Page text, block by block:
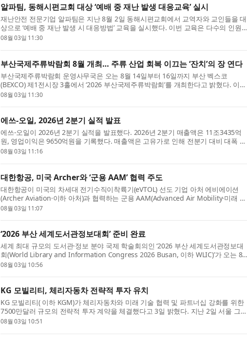
알파팀, 동해시편교회 대상 ‘예배 중 재난 발생 대응교육’ 실시
재난안전 전문기업 알파팀은 지난 8월 2일 동해시편교회에서 교역자와 교인들을 대
상으로 ‘예배 중 재난 발생 시 대응방법’ 교육을 실시했다. 이번 교육은 다수의 인원이
한 공간에 모이는 예배 상황에서 갑작스러운 재난이...
08월 03일 11:30
부산국제주류박람회 8월 개최… 주류 산업 회복 이끄는 ‘잔치’의 장 연다
부산국제주류박람회 운영사무국은 오는 8월 14일부터 16일까지 부산 벡스코
(BEXCO) 제1전시장 3홀에서 ‘2026 부산국제주류박람회’를 개최한다고 밝혔다. 이번
박람회는 ‘회복과 연대의 장, 국경 없이 술로 어울리는 잔치’를...
08월 03일 11:30
에쓰-오일, 2026년 2분기 실적 발표
에쓰-오일이 2026년 2분기 실적을 발표했다. 2026년 2분기 매출액은 11조3435억
원, 영업이익은 9650억원을 기록했다. 매출액은 고유가로 인해 전분기 대비 대폭 증
가했다. 영업이익은 정유부문 영업이익이 정제마진 강세에...
08월 03일 11:16
대한항공, 미국 Archer와 ‘군용 AAM’ 협력 주도
대한항공이 미국의 차세대 전기수직이착륙기(eVTOL) 선도 기업 아처 에비에이션
(Archer Aviation·이하 아처)과 협력하는 군용 AAM(Advanced Air Mobility·미래 항
공 모빌리티) 사업이 국내 방산업계의 주목을 받고 있다. 해...
08월 03일 11:07
‘2026 부산 세계도서관정보대회’ 준비 완료
세계 최대 규모의 도서관·정보 분야 국제 학술회의인 ‘2026 부산 세계도서관정보대
회(World Library and Information Congress 2026 Busan, 이하 WLIC)’가 오는 8
월 10일(월)부터 13일(목)까지 4일간 부산 벡스코(BEXCO)에...
08월 03일 10:56
KG 모빌리티, 체리자동차 전략적 투자 유치
KG 모빌리티( 이하 KGM)가 체리자동차와 미래 기술 협력 및 파트너십 강화를 위한
7500만달러 규모의 전략적 투자 계약을 체결했다고 3일 밝혔다. 지난 2일 서울 그랜
드 하얏트 서울 호텔에서 열린 ‘글로벌 동반성장을 위한...
08월 03일 10:51